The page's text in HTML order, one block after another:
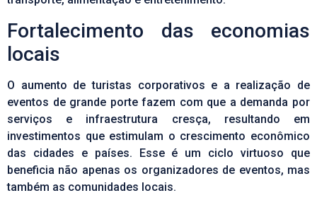
Fortalecimento das economias
locais
O aumento de turistas corporativos e a realização de
eventos de grande porte fazem com que a demanda por
serviços e infraestrutura cresça, resultando em
investimentos que estimulam o crescimento econômico
das cidades e países. Esse é um ciclo virtuoso que
beneficia não apenas os organizadores de eventos, mas
também as comunidades locais.